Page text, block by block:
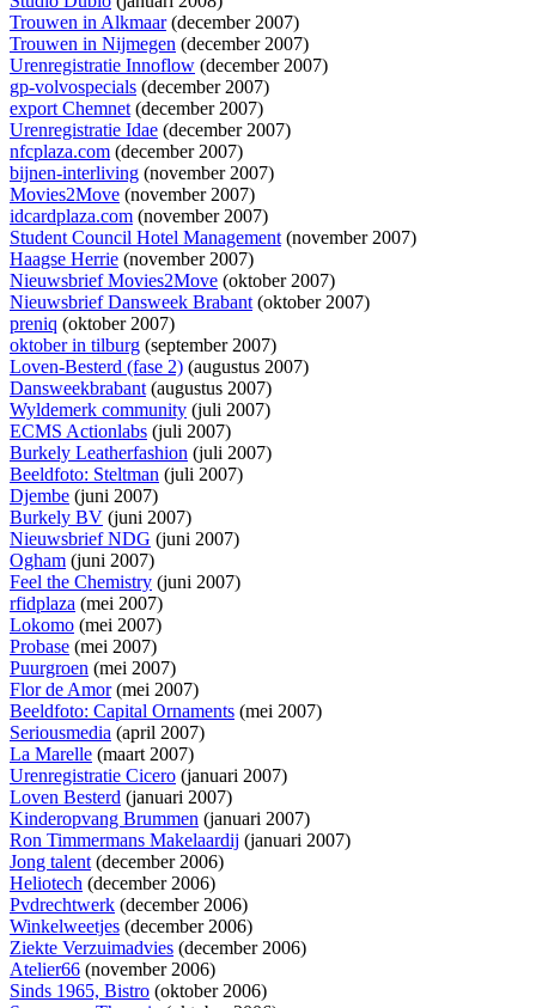
Trouwen in Alkmaar(december 2007)
Trouwen in Nijmegen (december 2007)
Urenregistratie Innoflow (december 2007)
gp-volvospecials (december 2007)
export Chemnet(december 2007)
Urenregistratie Idae (december 2007)
nfcplaza.com (december 2007)
bijnen-interliving (november 2007)
Movies2Move (november 2007)
idcardplaza.com (november 2007)
Student Council Hotel Management(november 2007)
Haagse Herrie (november 2007)
Nieuwsbrief Movies2Move (oktober 2007)
Nieuwsbrief Dansweek Brabant(oktober 2007)
preniq (oktober 2007)
oktober in tilburg (september 2007)
Loven-Besterd (fase 2) (augustus 2007)
Dansweekbrabant(augustus 2007)
Wyldemerk community (juli 2007)
ECMS Actionlabs (juli 2007)
Burkely Leatherfashion (juli 2007)
Beeldfoto: Steltman (juli 2007)
Djembe (juni 2007)
Burkely BV (juni 2007)
Nieuwsbrief NDG (juni 2007)
Ogham (juni 2007)
Feel the Chemistry (juni 2007)
rfidplaza (mei 2007)
Lokomo (mei 2007)
Probase (mei 2007)
Puurgroen (mei 2007)
Flor de Amor(mei 2007)
Beeldfoto: Capital Ornaments (mei 2007)
Seriousmedia (april 2007)
La Marelle (maart 2007)
Urenregistratie Cicero (januari 2007)
Loven Besterd (januari 2007)
Kinderopvang Brummen (januari 2007)
Ron Timmermans Makelaardij (januari 2007)
Jong talent(december 2006)
Heliotech (december 2006)
Pvdrechtwerk (december 2006)
Winkelweetjes (december 2006)
Ziekte Verzuimadvies (december 2006)
Atelier66 (november 2006)
Sinds 1965, Bistro (oktober 2006)